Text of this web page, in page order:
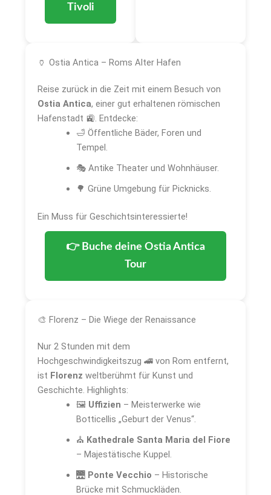
Tivoli
🏺 Ostia Antica – Roms Alter Hafen
Reise zurück in die Zeit mit einem Besuch von
Ostia Antica, einer gut erhaltenen römischen
Hafenstadt 🚉. Entdecke:
🛁 Öffentliche Bäder, Foren und
Tempel.
🎭 Antike Theater und Wohnhäuser.
🌳 Grüne Umgebung für Picknicks.
Ein Muss für Geschichtsinteressierte!
👉 Buche deine Ostia Antica
Tour
🎨 Florenz – Die Wiege der Renaissance
Nur 2 Stunden mit dem
Hochgeschwindigkeitszug 🚄 von Rom entfernt,
ist Florenz weltberühmt für Kunst und
Geschichte. Highlights:
🖼️ Uffizien – Meisterwerke wie
Botticellis „Geburt der Venus“.
⛪ Kathedrale Santa Maria del Fiore
– Majestätische Kuppel.
🌉 Ponte Vecchio – Historische
Brücke mit Schmuckläden.